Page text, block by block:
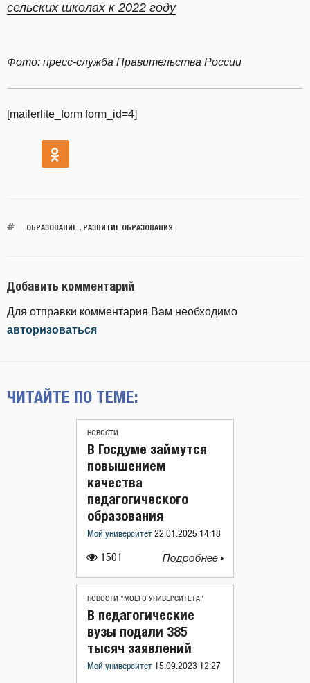
сельских школах к 2022 году
Фото: пресс-служба Правительства России
[mailerlite_form form_id=4]
ОБРАЗОВАНИЕ, РАЗВИТИЕ ОБРАЗОВАНИЯ
Добавить комментарий
Для отправки комментария Вам необходимо
авторизоваться
ЧИТАЙТЕ ПО ТЕМЕ:
НОВОСТИ
1501
В Госдуме займутся
повышением
качества
педагогического
образования
Мой университет 22.01.2025 14:18
Подробнее
НОВОСТИ "МОЕГО УНИВЕРСИТЕТА"
В педагогические
вузы подали 385
тысяч заявлений
Мой университет 15.09.2023 12:27